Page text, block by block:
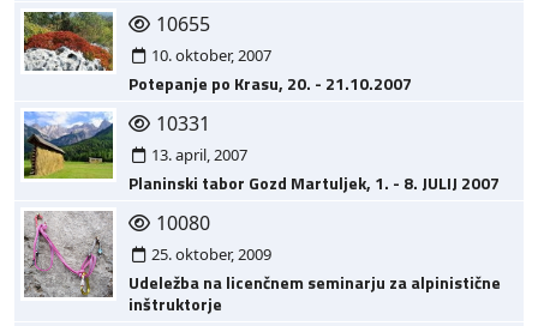
10655
10. oktober, 2007
Potepanje po Krasu, 20. - 21.10.2007
10331
13. april, 2007
Planinski tabor Gozd Martuljek, 1. - 8. JULIJ 2007
10080
25. oktober, 2009
Udeležba na licenčnem seminarju za alpinistične
inštruktorje